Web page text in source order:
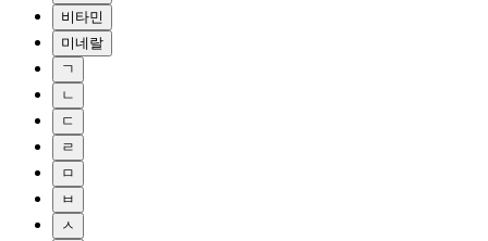
비타민
미네랄
ㄱ
ㄴ
ㄷ
ㄹ
ㅁ
ㅂ
ㅅ